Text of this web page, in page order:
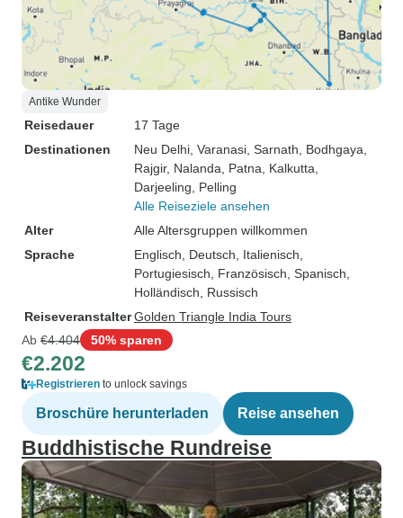
Antike Wunder
Reisedauer
17 Tage
Destinationen
Neu Delhi , Varanasi , Sarnath , Bodhgaya
Rajgir, Nalanda , Patna , Kalkutta
Darjeeling , Pelling
Alle Reiseziele ansehen
Alter
Alle Altersgruppen willkommen
Sprache
Englisch, Deutsch, Italienisch,
Portugiesisch, Französisch, Spanisch,
Holländisch, Russisch
ReiseveranstalterGolden Triangle India Tours
Ab €4.404 50% sparen
€2.202
Registrieren to unlock savings
Broschüre herunterladen Reise ansehen
Buddhistische Rundreise